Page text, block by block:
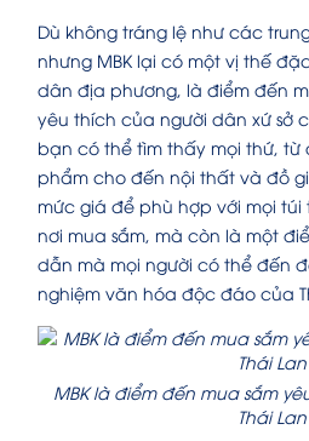
Dù không tráng lệ như các
nhưng MBK lại có một vị thế
dân địa phương, là điểm đến
yêu thích của người dân xứ sở
bạn có thể tìm thấy mọi thứ, từ
phẩm cho đến nội thất và đồ
mức giá để phù hợp với mọi túi
nơi mua sắm, mà còn là một
dẫn mà mọi người có thể đến
nghiệm văn hóa độc đáo của
MBK là điểm đến mua sắm
Thái Lan